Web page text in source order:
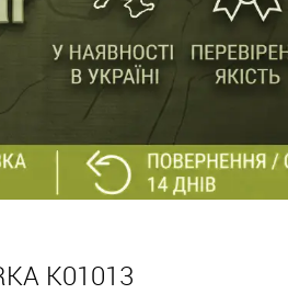
K01013